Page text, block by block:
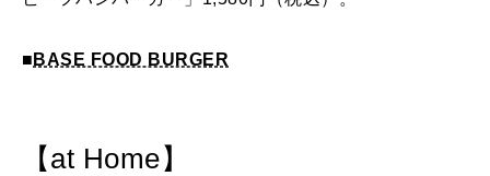
■ BASE FOOD BURGER
【at Home】